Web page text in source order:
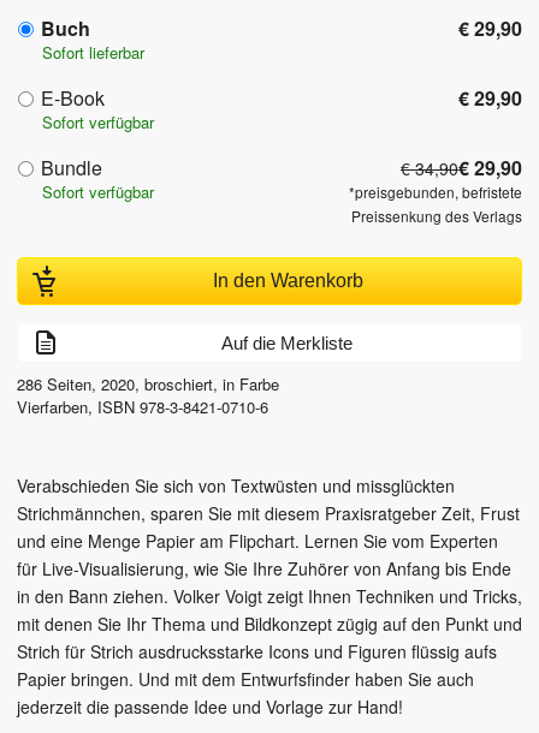
Buch € 29,90
Sofort lieferbar
E-Book € 29,90
Sofort verfügbar
Bundle € 34,90€ 29,90
*preisgebunden, befristete
Preissenkung des Verlags
Sofort verfügbar
In den Warenkorb
Auf die Merkliste
286 Seiten, 2020, broschiert, in Farbe
Vierfarben, ISBN 978-3-8421-0710-6
Verabschieden Sie sich von Textwüsten und missglückten
Strichmännchen, sparen Sie mit diesem Praxisratgeber Zeit, Frust
und eine Menge Papier am Flipchart. Lernen Sie vom Experten
für Live-Visualisierung, wie Sie Ihre Zuhörer von Anfang bis Ende
in den Bann ziehen. Volker Voigt zeigt Ihnen Techniken und Tricks,
mit denen Sie Ihr Thema und Bildkonzept zügig auf den Punkt und
Strich für Strich ausdrucksstarke Icons und Figuren flüssig aufs
Papier bringen. Und mit dem Entwurfsfinder haben Sie auch
jederzeit die passende Idee und Vorlage zur Hand!